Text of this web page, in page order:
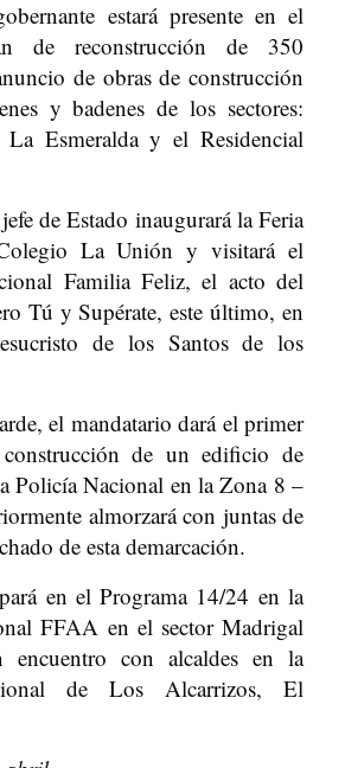
estará presente en el
de reconstrucción de 350
de obras de construcción
y badenes de los sectores:
Esmeralda y el Residencial
de Estado inaugurará la Feria
La Unión y visitará el
Familia Feliz, el acto del
Tú y Supérate, este último, en
de los Santos de los
el mandatario dará el primer
de un edificio de
Policía Nacional en la Zona 8 –
almorzará con juntas de
de esta demarcación.
en el Programa 14/24 en la
FFAA en el sector Madrigal
encuentro con alcaldes en la
de Los Alcarrizos, El